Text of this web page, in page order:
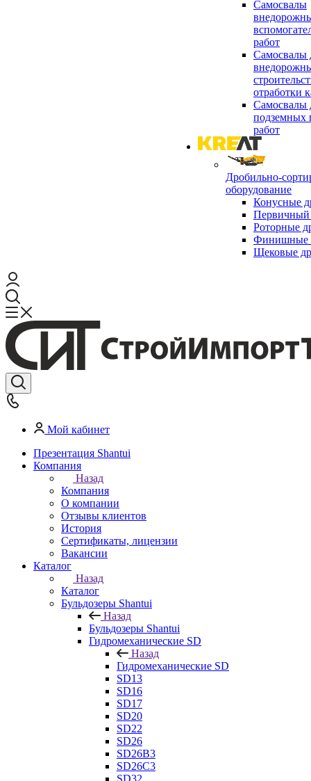
Самосвалы
работ
Самосвалы
отработки
Самосвалы
подземных
работ
Дробильно-
оборудование
Конусные
Первичный
Роторные
Финишные
Щековые
Мой кабинет
Презентация Shantui
Компания
Назад
Компания
О компании
Отзывы клиентов
История
Сертификаты, лицензии
Вакансии
Каталог
Назад
Каталог
Бульдозеры Shantui
Назад
Бульдозеры Shantui
Гидромеханические SD
Назад
Гидромеханические SD
SD13
SD16
SD17
SD20
SD22
SD26
SD26B3
SD26C3
SD32